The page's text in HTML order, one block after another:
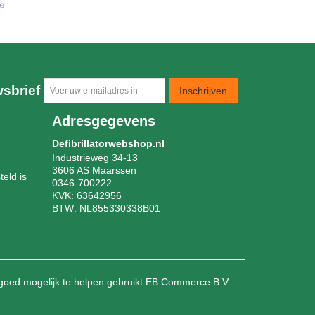
Inschrijven
is
Adresgegevens
Defibrillatorwebshop.nl
Industrieweg 34-13
3606 AS Maarssen
0346-700222
KVK: 63642956
BTW: NL855330338B01
mogelijk te helpen gebruikt EB Commerce B.V.